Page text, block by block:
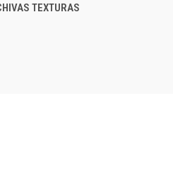
VIEW OPTIONS
TEXTURAS